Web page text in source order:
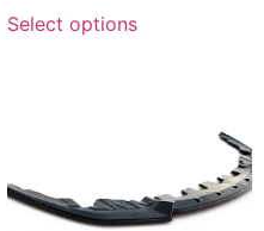
Select options